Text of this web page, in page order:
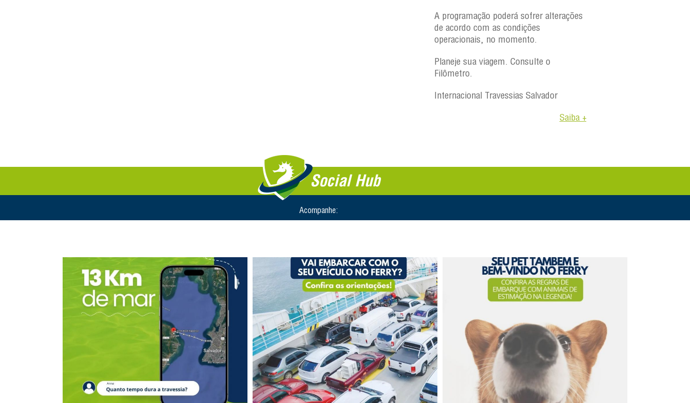
A programação poderá sofrer alterações
de acordo com as condições
operacionais, no momento.
Planeje sua viagem. Consulte o
Filômetro.
Internacional Travessias Salvador
Saiba +
Social Hub
Acompanhe: